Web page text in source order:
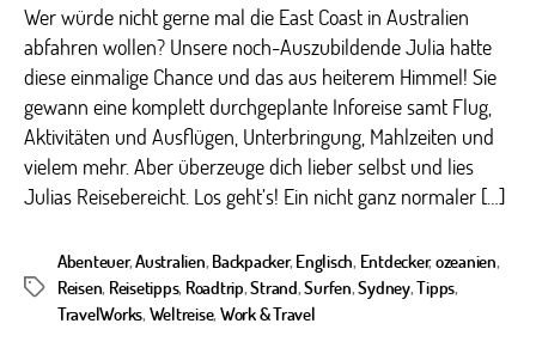
Wer würde nicht gerne mal die East Coast in Australien
abfahren wollen? Unsere noch-Auszubildende Julia hatte
diese einmalige Chance und das aus heiterem Himmel! Sie
gewann eine komplett durchgeplante Inforeise samt Flug,
Aktivitäten und Ausflügen, Unterbringung, Mahlzeiten und
vielem mehr. Aber überzeuge dich lieber selbst und lies
Julias Reisebereicht. Los geht’s! Ein nicht ganz normaler […]
Schlagwörter
Abenteuer,Australien, Backpacker, Englisch, Entdecker,ozeanien,
Reisen, Reisetipps, Roadtrip,Strand,Surfen,Sydney,Tipps,
TravelWorks, Weltreise, Work & Travel